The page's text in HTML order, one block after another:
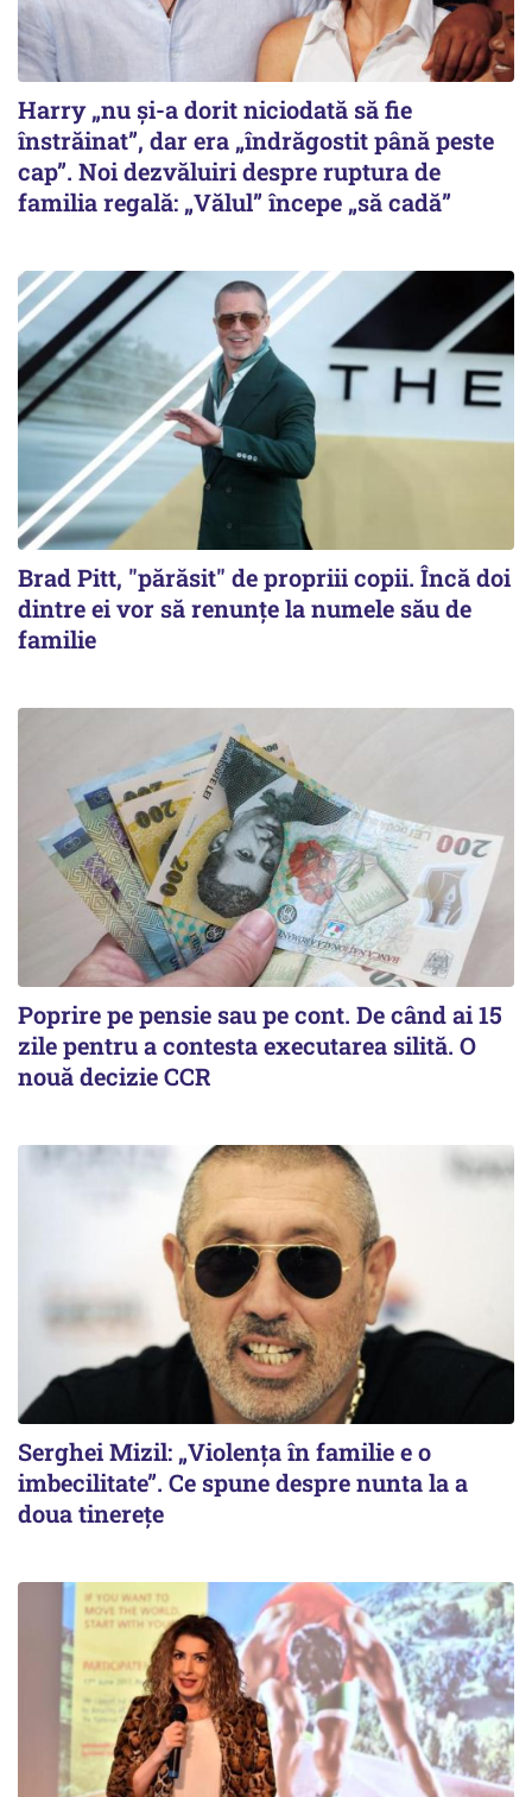
Harry „nu și-a dorit niciodată să fie
înstrăinat”, dar era „îndrăgostit până peste
cap”. Noi dezvăluiri despre ruptura de
familia regală: „Vălul” începe „să cadă”
Brad Pitt, "părăsit" de propriii copii. Încă doi
dintre ei vor să renunțe la numele său de
familie
Poprire pe pensie sau pe cont. De când ai 15
zile pentru a contesta executarea silită. O
nouă decizie CCR
Serghei Mizil: „Violența în familie e o
imbecilitate”. Ce spune despre nunta la a
doua tinerețe